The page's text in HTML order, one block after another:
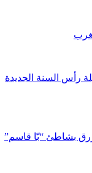
رأس السنة الجديدة
بشاطئ “بّا قاسم”